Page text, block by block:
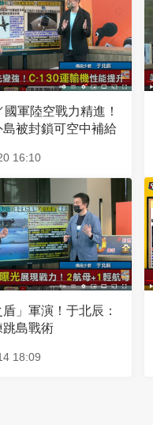
軍陸空戰力精進！
被封鎖可空中補給
16:10
」軍演！于北辰：
跳島戰術
18:09